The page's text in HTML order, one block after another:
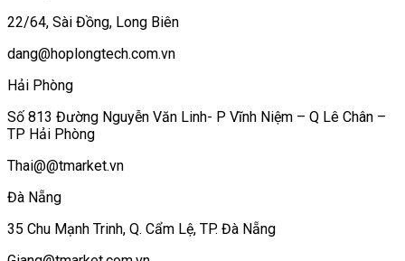
22/64, Sài Đồng, Long Biên
dang@hoplongtech.com.vn
Hải Phòng
Số 813 Đường Nguyễn Văn Linh- P Vĩnh Niệm – Q Lê Chân –
TP Hải Phòng
Thai@@tmarket.vn
Đà Nẵng
35 Chu Mạnh Trinh, Q. Cẩm Lệ, TP. Đà Nẵng